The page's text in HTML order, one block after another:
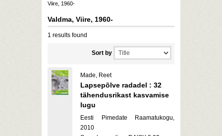
Viire, 1960-
Valdma, Viire, 1960-
1 results found
Sort by
Made, Reet
Lapsepõlve radadel : 32
tähendusrikast kasvamise
lugu
Eesti Pimedate Raamatukogu,
2010